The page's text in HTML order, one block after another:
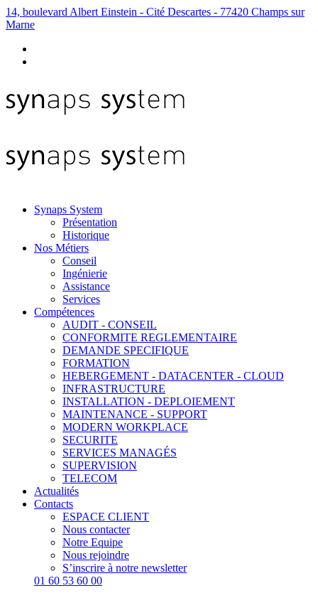
14, boulevard Albert Einstein - Cité Descartes - 77420 Champs sur
Marne
Synaps System
Présentation
Historique
Nos Métiers
Conseil
Ingénierie
Assistance
Services
Compétences
AUDIT - CONSEIL
CONFORMITE REGLEMENTAIRE
DEMANDE SPECIFIQUE
FORMATION
HEBERGEMENT - DATACENTER - CLOUD
INFRASTRUCTURE
INSTALLATION - DEPLOIEMENT
MAINTENANCE - SUPPORT
MODERN WORKPLACE
SECURITE
SERVICES MANAGÉS
SUPERVISION
TELECOM
Actualités
Contacts
ESPACE CLIENT
Nous contacter
Notre Equipe
Nous rejoindre
S’inscrire à notre newsletter
01 60 53 60 00